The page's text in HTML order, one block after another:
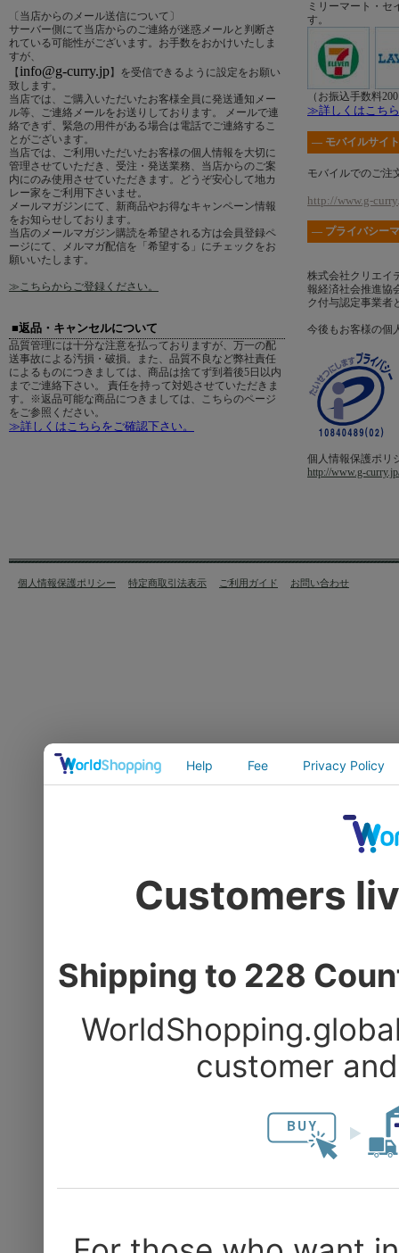
〔当店からのメール送信について〕
サーバー側にて当店からのご連絡が迷惑メールと判断さ
れている可能性がございます。お手数をおかけいたしま
すが、
【 info@g-curry.jp】を受信できるように設定をお願い
致します。
当店では、ご購入いただいたお客様全員に発送通知メー
ル等、ご連絡メールをお送りしております。 メールで連
絡できず、緊急の用件がある場合は電話でご連絡するこ
とがございます。
当店では、ご利用いただいたお客様の個人情報を大切に
管理させていただき、受注・発送業務、当店からのご案
内にのみ使用させていただきます。どうぞ安心して地カ
レー家をご利用下さいませ。
メールマガジンにて、新商品やお得なキャンペーン情報
をお知らせしております。
当店のメールマガジン購読を希望される方は会員登録ペ
ージにて、メルマガ配信を「希望する」にチェックをお
願いいたします。
≫こちらからご登録ください。
■返品・キャンセルについて
品質管理には十分な注意を払っておりますが、万一の配
送事故による汚損・破損。また、品質不良など弊社責任
によるものにつきましては、商品は捨てず到着後5日以内
までご連絡下さい。 責任を持って対処させていただきま
す。※返品可能な商品につきましては、こちらのページ
をご参照ください。
≫詳しくはこちらをご確認下さい。
ミリーマート・セ
す。
（お振込手数料
≫詳しくはこち
― モバイルサイ
モバイルでのご注
http://www.g-
― プライバシー
株式会社クリエイ
報経済社会推進協
ク付与認定事業者
今後もお客様の個
個人情報保護ポリ
http://www.g-
個人情報保護ポリシー 特定商取引法表示 ご利用ガイド お問い合わせ